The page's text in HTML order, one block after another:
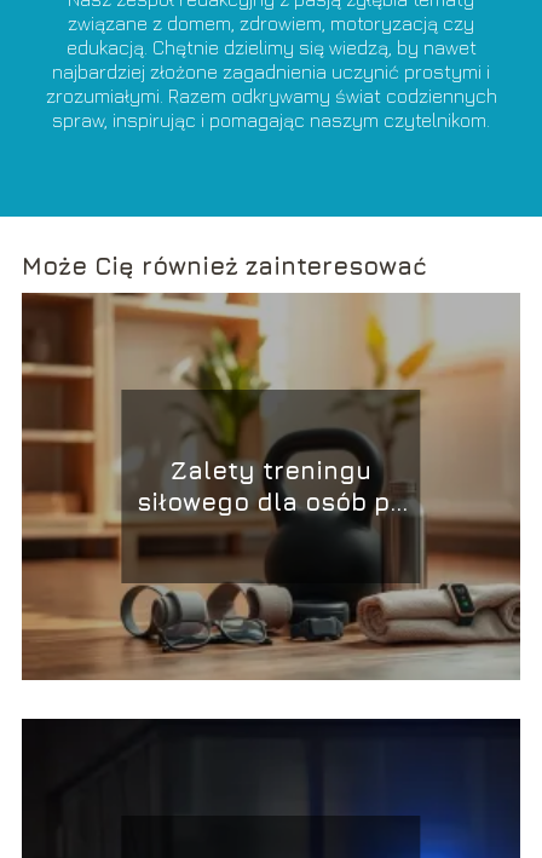
związane z domem, zdrowiem, motoryzacją czy
edukacją. Chętnie dzielimy się wiedzą, by nawet
najbardziej złożone zagadnienia uczynić prostymi i
zrozumiałymi. Razem odkrywamy świat codziennych
spraw, inspirując i pomagając naszym czytelnikom.
Może Cię również zainteresować
Zalety treningu
siłowego dla osób po
czterdziestce